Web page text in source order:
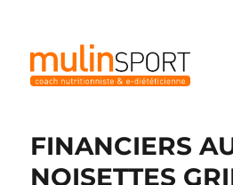
FINANCIERS
NOISETTES